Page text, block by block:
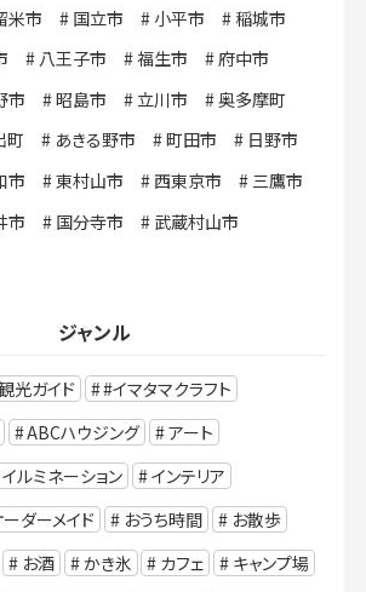
米市 国立市 小平市
稲城市
八王子市 福生市
府中市
市 昭島市 立川市
奥多摩町
町 あきる野市 町田市
日野市
市 東村山市 西東京市
三鷹市
市 国分寺市
武蔵村山市
ジャンル
光ガイド
#イマタマクラフト
ABCハウジング
アート
イルミネーション
インテリア
ダーメイド おうち時間
お散歩
お酒 かき氷 カフェ
キャンプ場